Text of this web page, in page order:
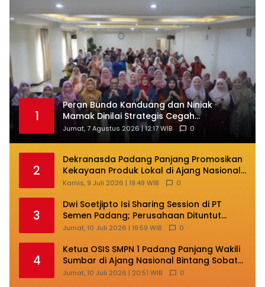
1
Peran Bundo Kanduang dan Niniak
Mamak Dinilai Strategis Cegah
Perkawinan Usia Anak
Jumat, 7 Agustus 2026 | 12:17 WIB 0
2
Dekranasda Padang Panjang Promosikan
Kekayaan Produk Lokal di Ajang Nasional
Makassar
Kamis, 9 Juli 2026 | 19:49 WIB 0
3
Dwi Soetjipto Isi Sharing Session di PT
Semen Padang; Perusahaan Dituntut
Lakukan Transformasi
Jumat, 10 Juli 2026 | 19:59 WIB 0
4
Ketua OSIS SMPN 1 Padang Panjang Wakili
Sumbar di Ajang Nasional Bintang Sobat
SMP
Jumat, 10 Juli 2026 | 20:51 WIB 0